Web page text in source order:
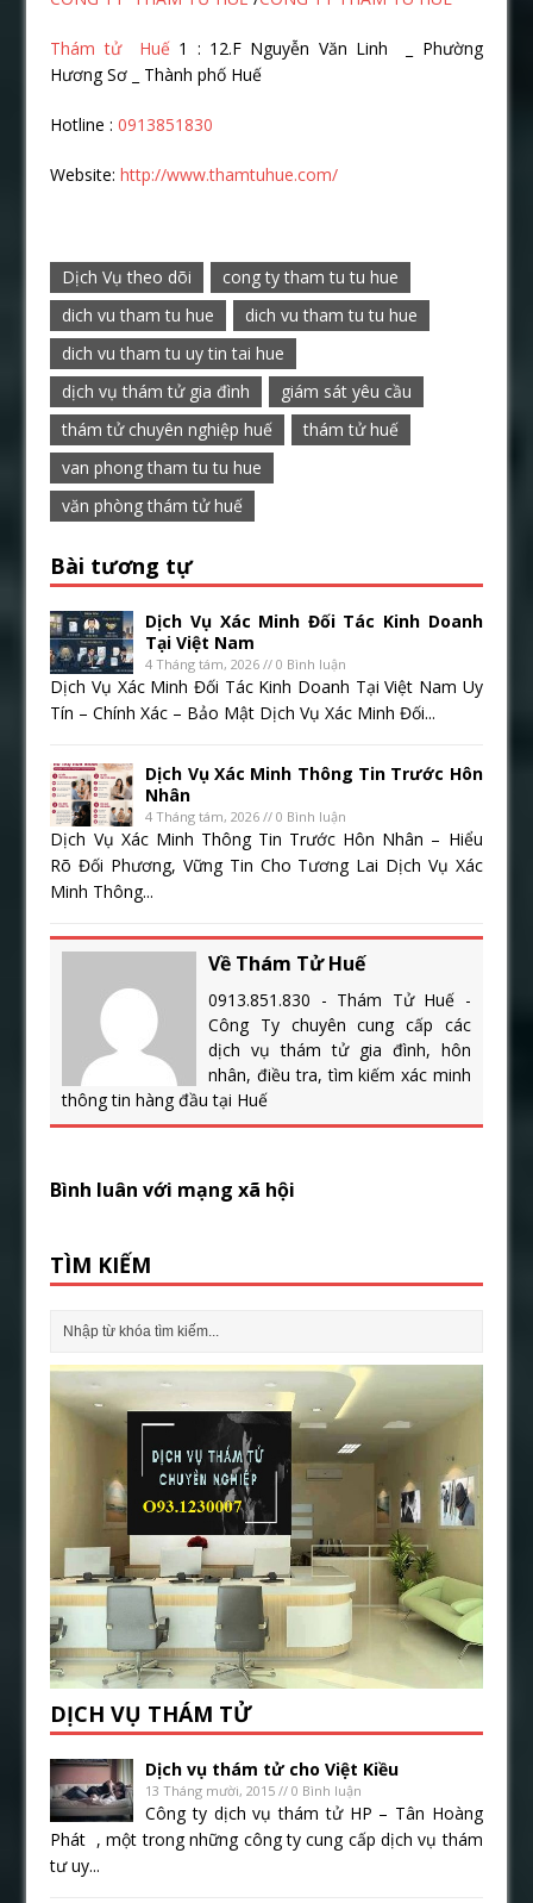
Thám tử Huế1 : 12.F Nguyễn Văn Linh _ Phường
Hương Sơ _ Thành phố Huế
Hotline :0913851830
Website:http://www.thamtuhue.com/
Dịch Vụ theo dõi
cong ty tham tu tu hue
dich vu tham tu hue
dich vu tham tu tu hue
dich vu tham tu uy tin tai hue
dịch vụ thám tử gia đình
giám sát yêu cầu
thám tử chuyên nghiệp huế
thám tử huế
van phong tham tu tu hue
văn phòng thám tử huế
Bài tương tự
Dịch Vụ Xác Minh Đối Tác Kinh Doanh
Tại Việt Nam
4 Tháng tám, 2026 // 0 Bình luận
Dịch Vụ Xác Minh Đối Tác Kinh Doanh Tại Việt Nam Uy
Tín – Chính Xác – Bảo Mật Dịch Vụ Xác Minh Đối...
Dịch Vụ Xác Minh Thông Tin Trước Hôn
Nhân
4 Tháng tám, 2026 // 0 Bình luận
Dịch Vụ Xác Minh Thông Tin Trước Hôn Nhân – Hiểu
Rõ Đối Phương, Vững Tin Cho Tương Lai Dịch Vụ Xác
Minh Thông...
Về Thám Tử Huế
0913.851.830 - Thám Tử Huế -
Công Ty chuyên cung cấp các
dịch vụ thám tử gia đình, hôn
nhân, điều tra, tìm kiếm xác minh
thông tin hàng đầu tại Huế
Bình luân với mạng xã hội
TÌM KIẾM
DỊCH VỤ THÁM TỬ
Dịch vụ thám tử cho Việt Kiều
13 Tháng mười, 2015 // 0 Bình luận
Công ty dịch vụ thám tử HP – Tân Hoàng
Phát , một trong những công ty cung cấp dịch vụ thám
tư uy...